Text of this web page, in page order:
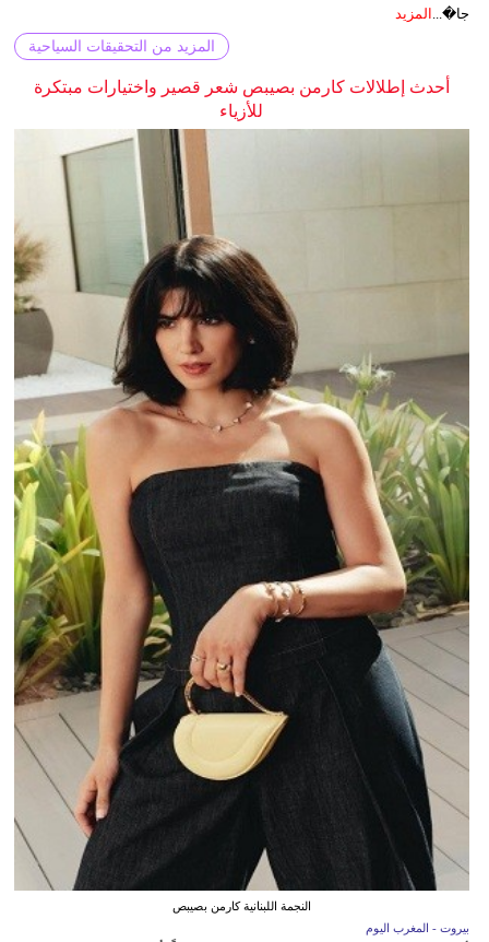
جا�... المزيد
المزيد من التحقيقات السياحية
أحدث إطلالات كارمن بصيبص شعر قصير واختيارات مبتكرة
للأزياء
النجمة اللبنانية كارمن بصيبص
بيروت - المغرب اليوم